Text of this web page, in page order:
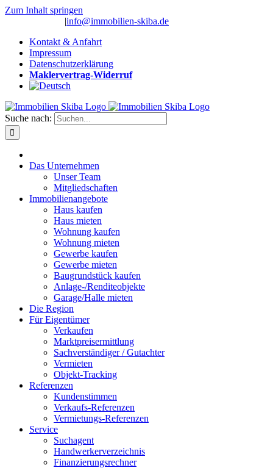
Zum Inhalt springen
|info@immobilien-skiba.de
Kontakt & Anfahrt
Impressum
Datenschutzerklärung
Maklervertrag-Widerruf
Suche nach:
Das Unternehmen
Unser Team
Mitgliedschaften
Immobilienangebote
Haus kaufen
Haus mieten
Wohnung kaufen
Wohnung mieten
Gewerbe kaufen
Gewerbe mieten
Baugrundstück kaufen
Anlage-/Renditeobjekte
Garage/Halle mieten
Die Region
Für Eigentümer
Verkaufen
Marktpreisermittlung
Sachverständiger / Gutachter
Vermieten
Objekt-Tracking
Referenzen
Kundenstimmen
Verkaufs-Referenzen
Vermietungs-Referenzen
Service
Suchagent
Handwerkerverzeichnis
Finanzierungsrechner